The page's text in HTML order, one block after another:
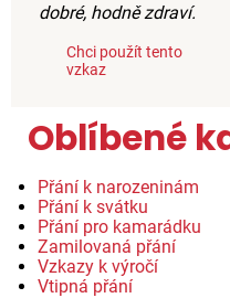
dobré, hodně zdraví.
Chci použít tento
vzkaz
Oblíbené
Přání k narozeninám
Přání k svátku
Přání pro kamarádku
Zamilovaná přání
Vzkazy k výročí
Vtipná přání